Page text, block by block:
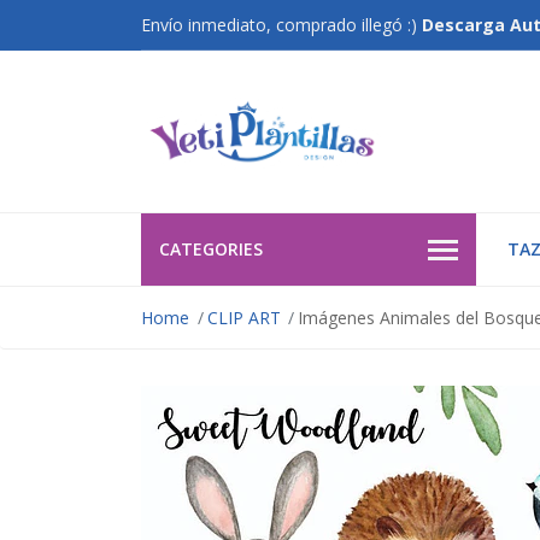
Envío inmediato, comprado illegó :) Descarga
CATEGORIES
Home CLIP ART Imágenes Animales del